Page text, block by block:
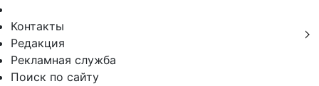
Контакты
Редакция
Рекламная служба
Поиск по сайту